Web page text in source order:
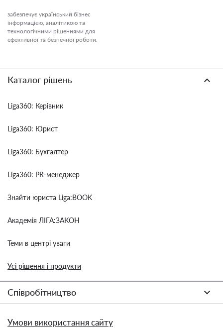
забезпечує український бізнес
інформацією, аналітикою та
технологічними рішеннями для
ефективної та безпечної роботи.
Каталог рішень
Liga360: Керівник
Liga360: Юрист
Liga360: Бухгалтер
Liga360: PR-менеджер
Знайти юриста Liga:BOOK
Академія ЛІГА:ЗАКОН
Теми в центрі уваги
Усі рішення і продукти
Співробітництво
Умови використання сайту